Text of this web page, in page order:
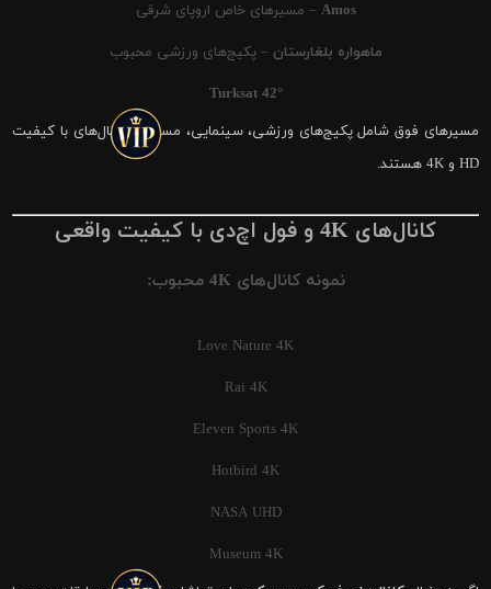
Amos – مسیرهای خاص اروپای شرقی
ماهواره بلغارستان – پکیج‌های ورزشی محبوب
Turksat 42°
مسیرهای فوق شامل پکیج‌های ورزشی، سینمایی، مستند و کانال‌های با کیفیت
HD و 4K هستند.
کانال‌های 4K و فول اچ‌دی با کیفیت واقعی
نمونه کانال‌های 4K محبوب:
Love Nature 4K
Rai 4K
Eleven Sports 4K
Hotbird 4K
NASA UHD
Museum 4K